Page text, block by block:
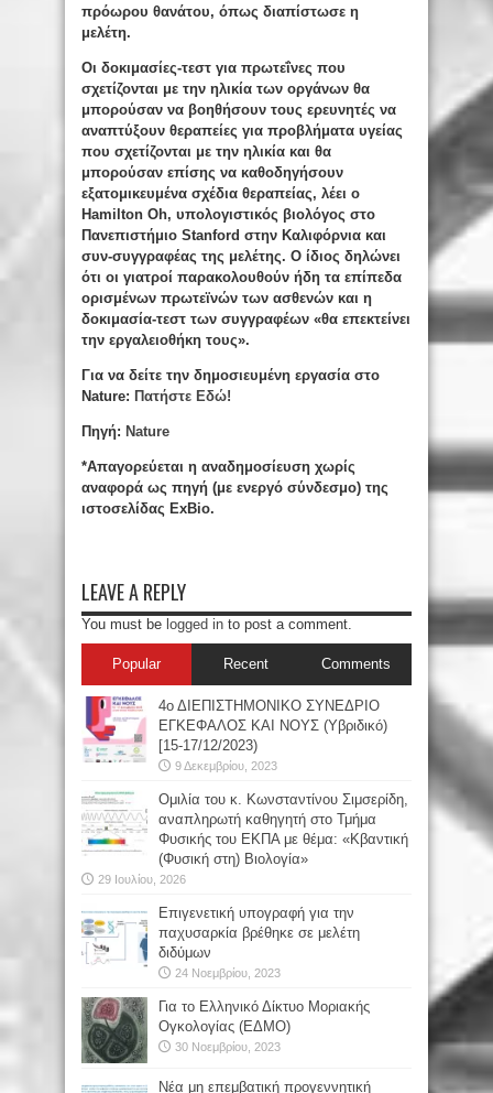
πρόωρου θανάτου, όπως διαπίστωσε η
μελέτη.
Οι δοκιμασίες-τεστ για πρωτεΐνες που
σχετίζονται με την ηλικία των οργάνων θα
μπορούσαν να βοηθήσουν τους ερευνητές να
αναπτύξουν θεραπείες για προβλήματα υγείας
που σχετίζονται με την ηλικία και θα
μπορούσαν επίσης να καθοδηγήσουν
εξατομικευμένα σχέδια θεραπείας, λέει ο
Hamilton Oh, υπολογιστικός βιολόγος στο
Πανεπιστήμιο Stanford στην Καλιφόρνια και
συν-συγγραφέας της μελέτης. Ο ίδιος δηλώνει
ότι οι γιατροί παρακολουθούν ήδη τα επίπεδα
ορισμένων πρωτεϊνών των ασθενών και η
δοκιμασία-τεστ των συγγραφέων «θα επεκτείνει
την εργαλειοθήκη τους».
Για να δείτε την δημοσιευμένη εργασία στο
Nature: Πατήστε Εδώ!
Πηγή: Nature
*Απαγορεύεται η αναδημοσίευση χωρίς
αναφορά ως πηγή (με ενεργό σύνδεσμο) της
ιστοσελίδας ExBio.
LEAVE A REPLY
You must be logged in to post a comment.
Popular Recent Comments
4ο ΔΙΕΠΙΣΤΗΜΟΝΙΚΟ ΣΥΝΕΔΡΙΟ
ΕΓΚΕΦΑΛΟΣ ΚΑΙ ΝΟΥΣ (Υβριδικό)
[15-17/12/2023)
9 Δεκεμβρίου, 2023
Oμιλία του κ. Κωνσταντίνου Σιμσερίδη,
αναπληρωτή καθηγητή στο Τμήμα
Φυσικής του ΕΚΠΑ με θέμα: «Κβαντική
(Φυσική στη) Βιολογία»
29 Ιουλίου, 2026
Επιγενετική υπογραφή για την
παχυσαρκία βρέθηκε σε μελέτη
διδύμων
24 Νοεμβρίου, 2023
Για το Ελληνικό Δίκτυο Μοριακής
Ογκολογίας (ΕΔΜΟ)
30 Νοεμβρίου, 2023
Νέα μη επεμβατική προγεννητική